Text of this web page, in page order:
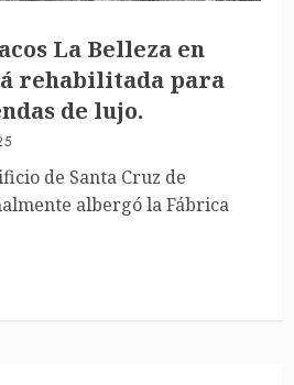
La Belleza en
rehabilitada para
de lujo.
de Santa Cruz de
albergó la Fábrica